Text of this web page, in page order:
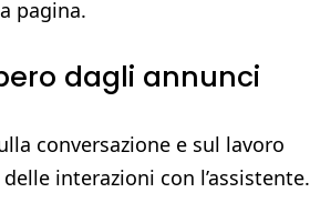
pagina.
dagli annunci
conversazione e sul lavoro
interazioni con l’assistente.